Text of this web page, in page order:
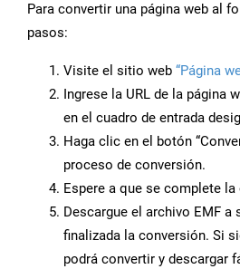
Para convertir una página web al
pasos:
Visite el sitio web “Página
Ingrese la URL de la página
en el cuadro de entrada
Haga clic en el botón
proceso de conversión.
Espere a que se complete
Descargue el archivo EMF a
finalizada la conversión. Si
podrá convertir y descargar